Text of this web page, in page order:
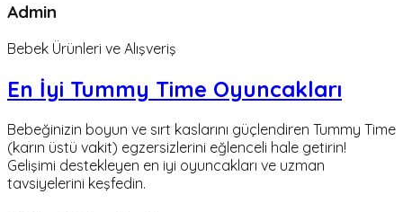
Admin
Bebek Ürünleri ve Alışveriş
En İyi Tummy Time Oyuncakları
Bebeğinizin boyun ve sırt kaslarını güçlendiren Tummy Time
(karın üstü vakit) egzersizlerini eğlenceli hale getirin!
Gelişimi destekleyen en iyi oyuncakları ve uzman
tavsiyelerini keşfedin.